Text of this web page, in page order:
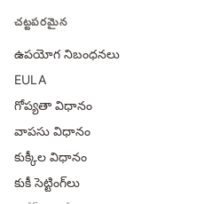
చట్టపరమైన
ఉపయోగ నిబంధనలు
EULA
గోప్యతా విధానం
వాపసు విధానం
కుక్కీల విధానం
కుకీ సెట్టింగ్‌లు